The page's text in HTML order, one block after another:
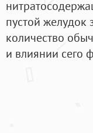
пустой желудок
количество
и влиянии сего